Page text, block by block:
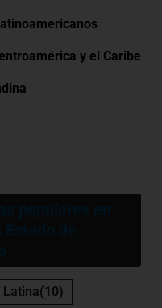
y el Caribe
(10)